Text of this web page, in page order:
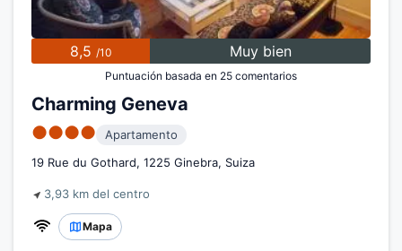
8,5 /10 Muy bien
Puntuación basada en 25 comentarios
Charming Geneva
●●●●
Apartamento
19 Rue du Gothard, 1225 Ginebra, Suiza
3,93 km del centro
Mapa